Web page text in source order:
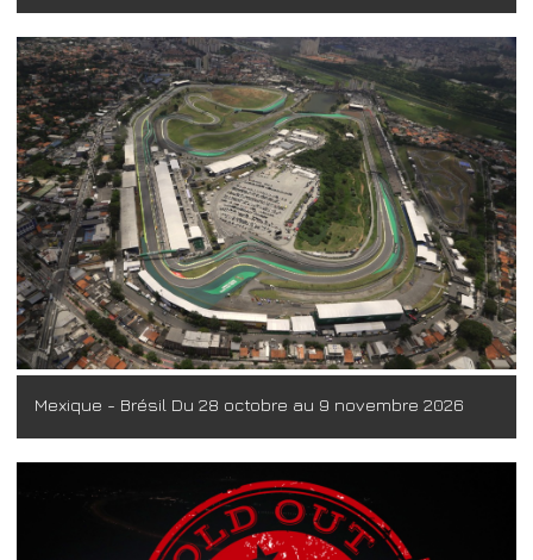
Mexique - Brésil Du 28 octobre au 9 novembre 2026